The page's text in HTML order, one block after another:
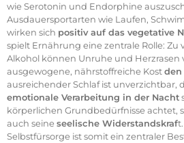
wie Serotonin und Endorphine
Ausdauersportarten wie Laufen,
wirken sich positiv auf das vegetative
spielt Ernährung eine zentrale Rolle: Zu
Alkohol können Unruhe und Herzrasen
ausgewogene, nährstoffreiche Kostden
ausreichender Schlaf ist unverzichtbar,
emotionale Verarbeitung in der Nacht
körperlichen Grundbedürfnisse achtet,
auch seine seelische Widerstandskraf
Selbstfürsorge ist somit ein zentraler